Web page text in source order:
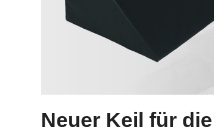
Neuer Keil für